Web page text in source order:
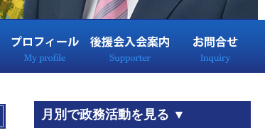
月別で政務活動を見る ▼